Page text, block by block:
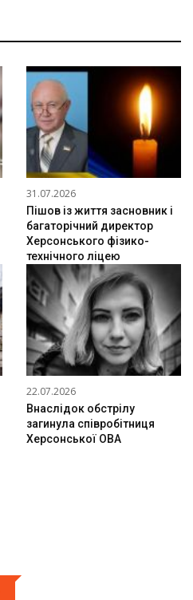
31.07.2026
Пішов із життя засновник і
багаторічний директор
Херсонського фізико-
технічного ліцею
22.07.2026
Внаслідок обстрілу
загинула співробітниця
Херсонської ОВА